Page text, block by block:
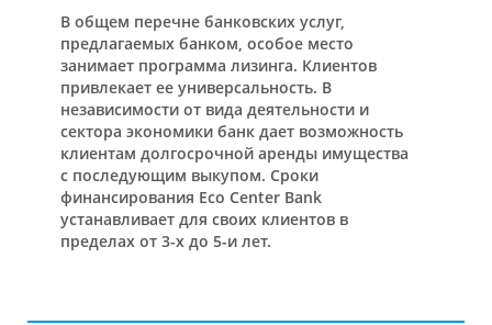
В общем перечне банковских услуг,
предлагаемых банком, особое место
занимает программа лизинга. Клиентов
привлекает ее универсальность. В
независимости от вида деятельности и
сектора экономики банк дает возможность
клиентам долгосрочной аренды имущества
с последующим выкупом. Сроки
финансирования Есо Center Bank
устанавливает для своих клиентов в
пределах от 3-х до 5-и лет.